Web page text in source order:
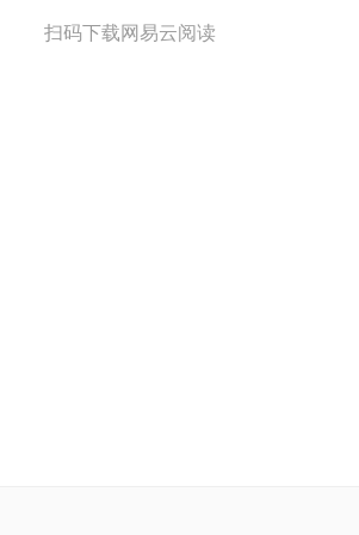
扫码下载网易云阅读